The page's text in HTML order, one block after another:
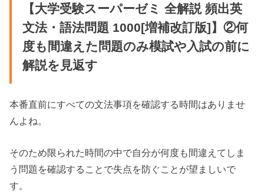
【大学受験スーパーゼミ 全解説 頻出英
文法・語法問題 1000[増補改訂版]】②何
度も間違えた問題のみ模試や入試の前に
解説を見返す
本番直前にすべての文法事項を確認する時間はありませ
んよね。
そのため限られた時間の中で自分が何度も間違えてしま
う問題を確認することで失点を防ぐことが望ましいで
す。